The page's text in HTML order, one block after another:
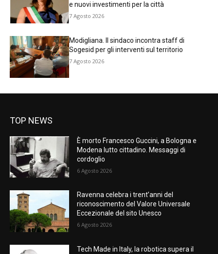
e nuovi investimenti per la città
7 Agosto 2026
Modigliana. Il sindaco incontra staff di
Sogesid per gli interventi sul territorio
7 Agosto 2026
TOP NEWS
È morto Francesco Guccini, a Bologna e
Modena lutto cittadino. Messaggi di
cordoglio
6 Agosto 2026
Ravenna celebra i trent’anni del
riconoscimento del Valore Universale
Eccezionale del sito Unesco
6 Agosto 2026
Tech Made in Italy, la robotica supera il